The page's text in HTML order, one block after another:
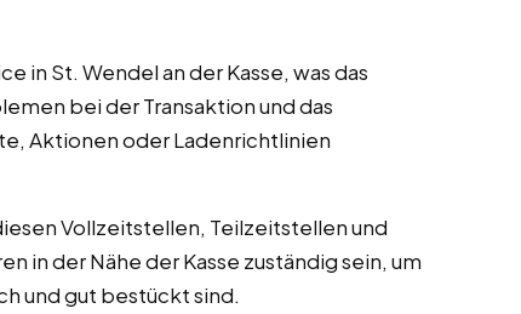
in St. Wendel an der Kasse, was das
bei der Transaktion und das
Aktionen oder Ladenrichtlinien
Vollzeitstellen, Teilzeitstellen und
in der Nähe der Kasse zuständig sein, um
und gut bestückt sind.